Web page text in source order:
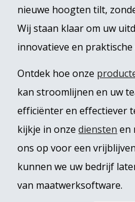
nieuwe hoogten tilt,
Wij staan klaar om uw
innovatieve en
Ontdek hoe onze
kan stroomlijnen en uw
efficiënter en effectiever
kijkje in onzediensten en
ons op voor een
kunnen we uw bedrijf
van maatwerksoftware.